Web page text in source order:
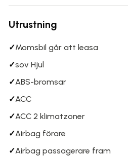
Utrustning
✓Momsbil går att leasa
✓sov Hjul
✓ABS-bromsar
✓ACC
✓ACC 2 klimatzoner
✓Airbag förare
✓Airbag passagerare fram